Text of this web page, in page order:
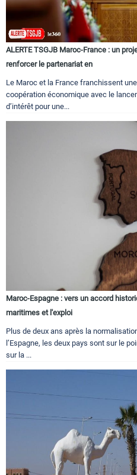
ALERTE TSGJB Maroc-France : un
renforcer le partenariat en
Le Maroc et la France franchissent
coopération économique avec le
d’intérêt pour une...
Maroc-Espagne : vers un accord
maritimes et l'exploi
Plus de deux ans après la
l’Espagne, les deux pays sont sur le
sur la ...